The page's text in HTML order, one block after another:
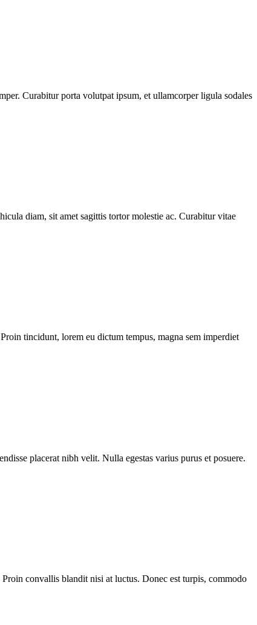
Curabitur porta volutpat ipsum, et ullamcorper ligula sodales
diam, sit amet sagittis tortor molestie ac. Curabitur vitae
tincidunt, lorem eu dictum tempus, magna sem imperdiet
placerat nibh velit. Nulla egestas varius purus et posuere.
convallis blandit nisi at luctus. Donec est turpis, commodo